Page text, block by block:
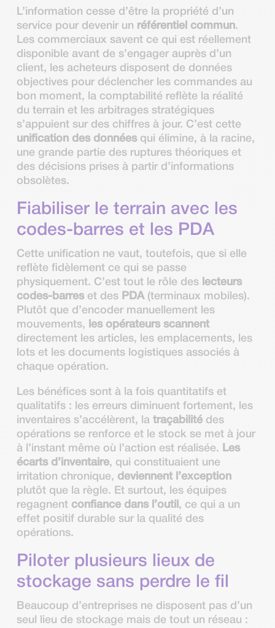
L’information cesse d’être la propriété d’un
service pour devenir un référentiel commun.
Les commerciaux savent ce qui est réellement
disponible avant de s’engager auprès d’un
client, les acheteurs disposent de données
objectives pour déclencher les commandes au
bon moment, la comptabilité reflète la réalité
du terrain et les arbitrages stratégiques
s’appuient sur des chiffres à jour. C’est cette
unification des donnéesqui élimine, à la racine,
une grande partie des ruptures théoriques et
des décisions prises à partir d’informations
obsolètes.
Fiabiliser le terrain avec les
codes-barres et les PDA
Cette unification ne vaut, toutefois, que si elle
reflète fidèlement ce qui se passe
physiquement. C’est tout le rôle des
lecteurs
codes-barreset des PDA(terminaux mobiles).
Plutôt que d’encoder manuellement les
mouvements,
les opérateurs scannent
directement les articles, les emplacements, les
lots et les documents logistiques associés à
chaque opération.
Les bénéfices sont à la fois quantitatifs et
qualitatifs : les erreurs diminuent fortement, les
inventaires s’accélèrent, la traçabilitédes
opérations se renforce et le stock se met à jour
à l’instant même où l’action est réalisée.
Les
écarts d’inventaire, qui constituaient une
irritation chronique, deviennent l’exception
plutôt que la règle. Et surtout, les équipes
regagnent confiance dans l’outil , ce qui a un
effet positif durable sur la qualité des
opérations.
Piloter plusieurs lieux de
stockage sans perdre le fil
Beaucoup d’entreprises ne disposent pas d’un
seul lieu de stockage mais de tout un réseau :